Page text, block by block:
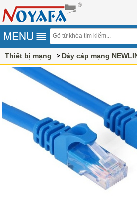
Thiết bị mạng Dây cáp mạng